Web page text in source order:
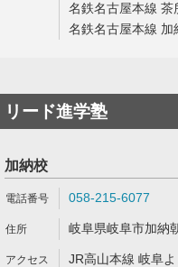
名鉄名古屋本線
名鉄名古屋本線
リード進学塾
加納校
058-215-6077
岐阜県岐阜市加納
JR高山本線 岐阜